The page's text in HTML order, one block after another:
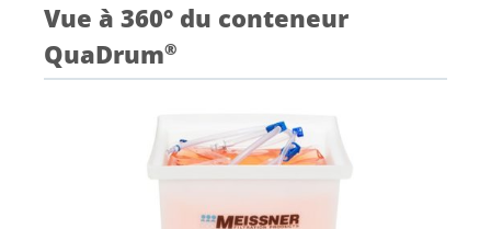
Vue à 360° du conteneur
QuaDrum®